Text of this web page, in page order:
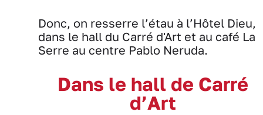
Donc, on resserre l’étau à l’Hôtel Dieu,
dans le hall du Carré d'Art et au café La
Serre au centre Pablo Neruda.
Dans le hall de Carré
d’Art